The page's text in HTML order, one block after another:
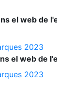
el web de
2023
el web de
2023